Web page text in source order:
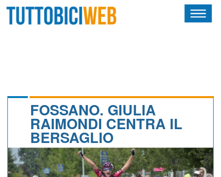
CALENDARIO
OSCAR
ALBI D'ORO
FOSSANO. GIULIA
RAIMONDI CENTRA IL
BERSAGLIO